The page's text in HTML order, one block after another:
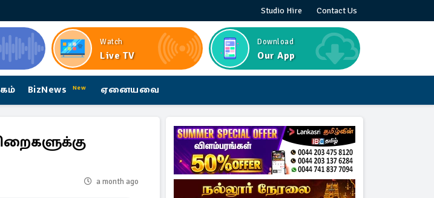
Studio Hire Contact Us
Watch
Live TV
Download
Our App
BizNews New ஏனையவை
a month ago